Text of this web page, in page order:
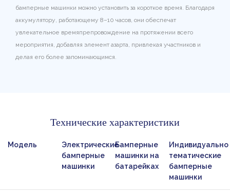
бамперные машинки можно установить за короткое время. Благодаря
аккумулятору, работающему 8–10 часов, они обеспечат
увлекательное времяпрепровождение на протяжении всего
мероприятия, добавляя элемент азарта, привлекая участников и
делая его более запоминающимся.
Технические характеристики
Модель
Электрические
бамперные
машинки
Бамперные
машинки на
батарейках
Индивидуально
тематические
бамперные
машинки